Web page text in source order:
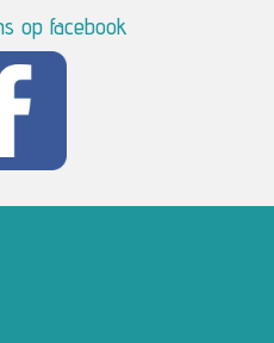
op facebook